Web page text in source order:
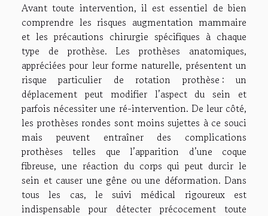
Avant toute intervention, il est essentiel de bien
comprendre les risques augmentation mammaire
et les précautions chirurgie spécifiques à chaque
type de prothèse. Les prothèses anatomiques,
appréciées pour leur forme naturelle, présentent un
risque particulier de rotation prothèse : un
déplacement peut modifier l’aspect du sein et
parfois nécessiter une ré-intervention. De leur côté,
les prothèses rondes sont moins sujettes à ce souci
mais peuvent entraîner des complications
prothèses telles que l’apparition d’une coque
fibreuse, une réaction du corps qui peut durcir le
sein et causer une gêne ou une déformation. Dans
tous les cas, le suivi médical rigoureux est
indispensable pour détecter précocement toute